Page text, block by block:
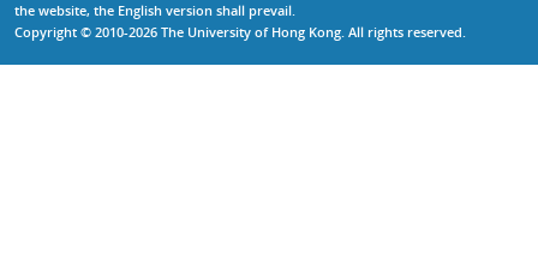
the website, the English version shall prevail.
Copyright © 2010-2026 The University of Hong Kong. All rights reserved.